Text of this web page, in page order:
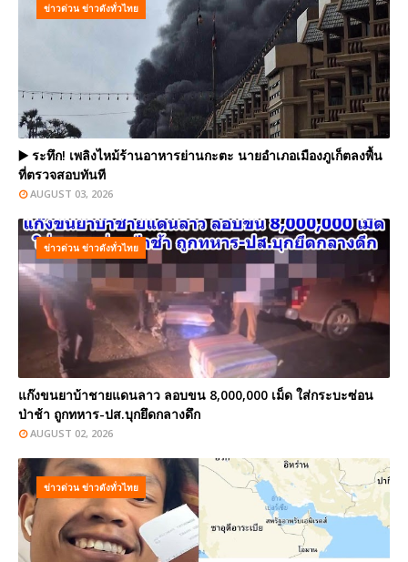
ข่าวด่วน ข่าวดังทั่วไทย
▶️ ระทึก! เพลิงไหม้ร้านอาหารย่านกะตะ นายอำเภอเมืองภูเก็ตลงพื้น
ที่ตรวจสอบทันที
AUGUST 03, 2026
ข่าวด่วน ข่าวดังทั่วไทย
แก๊งขนยาบ้าชายแดนลาว ลอบขน 8,000,000 เม็ด ใส่กระบะซ่อน
ป่าช้า ถูกทหาร-ปส.บุกยึดกลางดึก
AUGUST 02, 2026
ข่าวด่วน ข่าวดังทั่วไทย